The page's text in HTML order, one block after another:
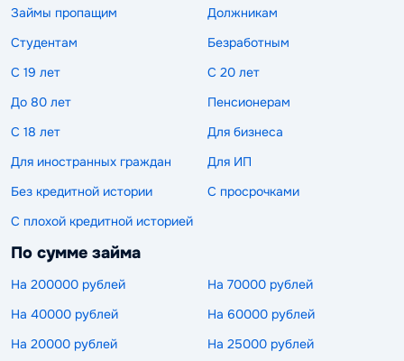
Займы пропащим
Должникам
Студентам
Безработным
С 19 лет
С 20 лет
До 80 лет
Пенсионерам
С 18 лет
Для бизнеса
Для иностранных граждан
Для ИП
Без кредитной истории
С просрочками
С плохой кредитной историей
По сумме займа
На 200000 рублей
На 70000 рублей
На 40000 рублей
На 60000 рублей
На 20000 рублей
На 25000 рублей